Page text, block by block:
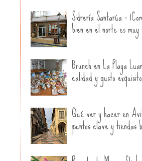
Sidrería Santarúa -
bien en el norte es
Brunch en La Playa
calidad y gusto exquisito
Qué ver y hacer en
puntos clave y tiendas